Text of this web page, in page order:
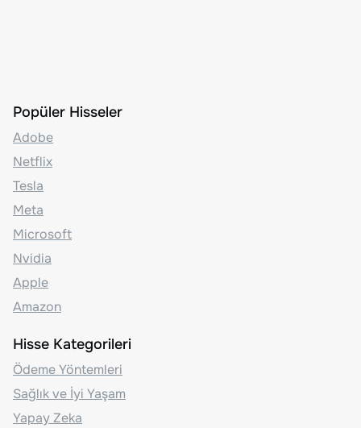
Popüler Hisseler
Adobe
Netflix
Tesla
Meta
Microsoft
Nvidia
Apple
Amazon
Hisse Kategorileri
Ödeme Yöntemleri
Sağlık ve İyi Yaşam
Yapay Zeka